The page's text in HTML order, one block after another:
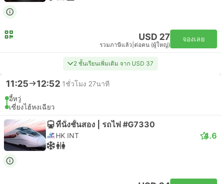
USD 27
รวมภาษีแล้ว ต่อคน (ผู้ใหญ่)
จองเลย
2 ชั้นเรียนเพิ่มเติม จาก USD 37
11:25 12:52 1ชั่วโมง 27นาที
อี้หวู่
เซี่ยงไฮ้หงเฉียว
ที่นั่งชั้นสอง | รถไฟ #G7330
HK INT 4.6